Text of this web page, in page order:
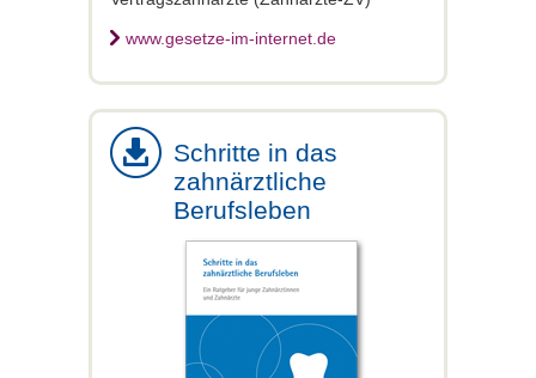
www.gesetze-im-internet.de
Schritte in das
zahnärztliche
Berufsleben